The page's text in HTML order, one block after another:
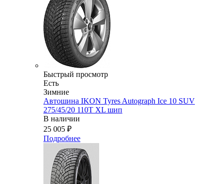
Быстрый просмотр
Есть
Зимние
Автошина IKON Tyres Autograph Ice 10 SUV
275/45/20 110T XL шип
В наличии
25 005 ₽
Подробнее